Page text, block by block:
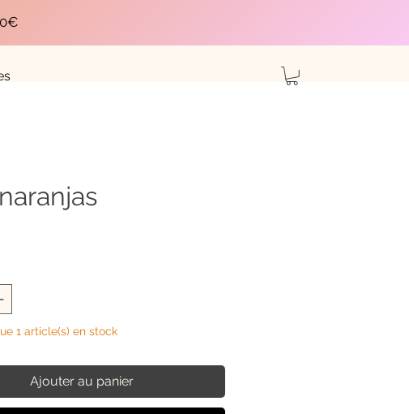
1 article(s) en stock
Ajouter au panier